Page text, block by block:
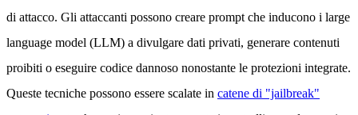
di attacco. Gli attaccanti possono creare prompt che inducono i large
language model (LLM) a divulgare dati privati, generare contenuti
proibiti o eseguire codice dannoso nonostante le protezioni integrate.
Queste tecniche possono essere scalate in catene di "jailbreak"